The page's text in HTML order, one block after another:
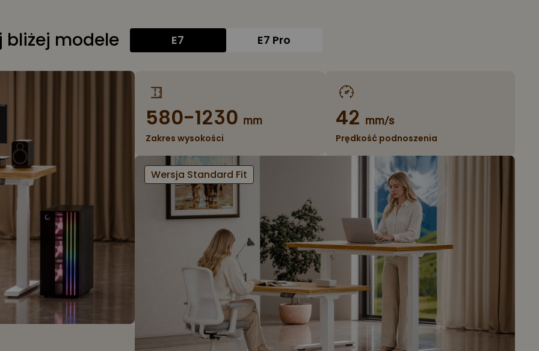
bliżej modele E7 E7 Pro
580-1230 mm
Zakres wysokości
42 mm/s
Prędkość podnoszenia
Wersja Standard Fit